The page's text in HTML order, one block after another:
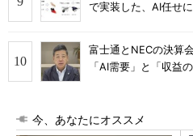
で実装した、AI任せ
富士通とNECの決算
「AI需要」と「収益
今、あなたにオススメ